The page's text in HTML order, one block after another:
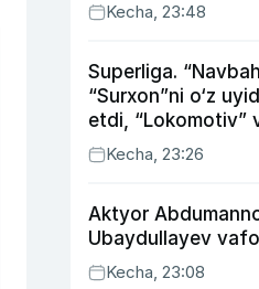
Kecha, 23:48
Superliga.
“Surxon”ni o‘z
etdi, “Lokomotiv”
uyda g‘alaba
Kecha, 23:26
Aktyor
Ubaydullayev
Kecha, 23:08